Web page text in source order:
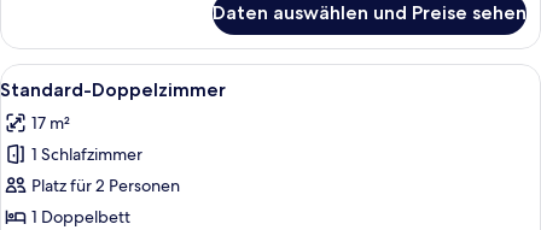
Einzelzimmer
Daten auswählen und Preise sehen
Alle
Fotos
für
Standard-
Doppelzimmer
anzeigen
Ein Hotelzimmer mit Bett, weißen
6
Standard-Doppelzimmer
17 m²
1 Schlafzimmer
Platz für 2 Personen
1 Doppelbett